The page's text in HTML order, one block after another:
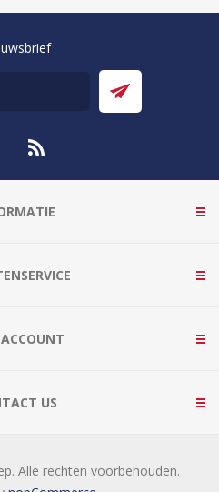
US
Alle rechten voorbehouden.